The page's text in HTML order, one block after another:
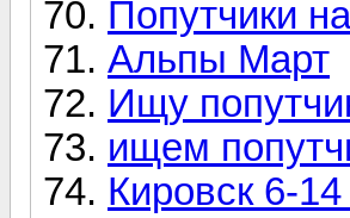
Попутчики
Альпы Март
Ищу
ищем
Кировск 6-